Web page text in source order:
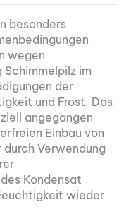
besonders
wegen
im
der
und Frost. Das
angegangen
Einbau von
Verwendung
Kondensat
wieder